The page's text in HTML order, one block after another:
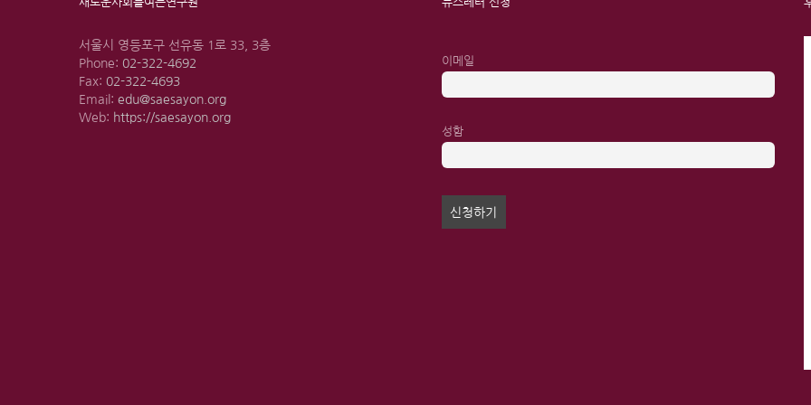
서울시 영등포구 선유동 1로 33, 3층
Phone: 02-322-4692
Fax: 02-322-4693
Email: edu@saesayon.org
Web: https://saesayon.org
이메일
성함